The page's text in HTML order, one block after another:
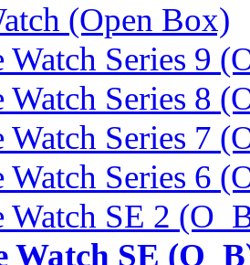
(Open Box)
Series 9
Series 8
Series 7
Series 6
Watch SE 2
Watch SE